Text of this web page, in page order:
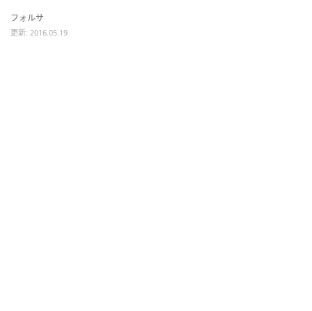
フォルサ
更新: 2016.05.19